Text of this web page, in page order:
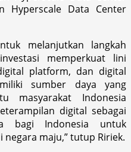
Hyperscale Data Center
melanjutkan langkah
memperkuat lini
platform, dan digital
sumber daya yang
masyarakat Indonesia
digital sebagai
bagi Indonesia untuk
maju,” tutup Ririek.